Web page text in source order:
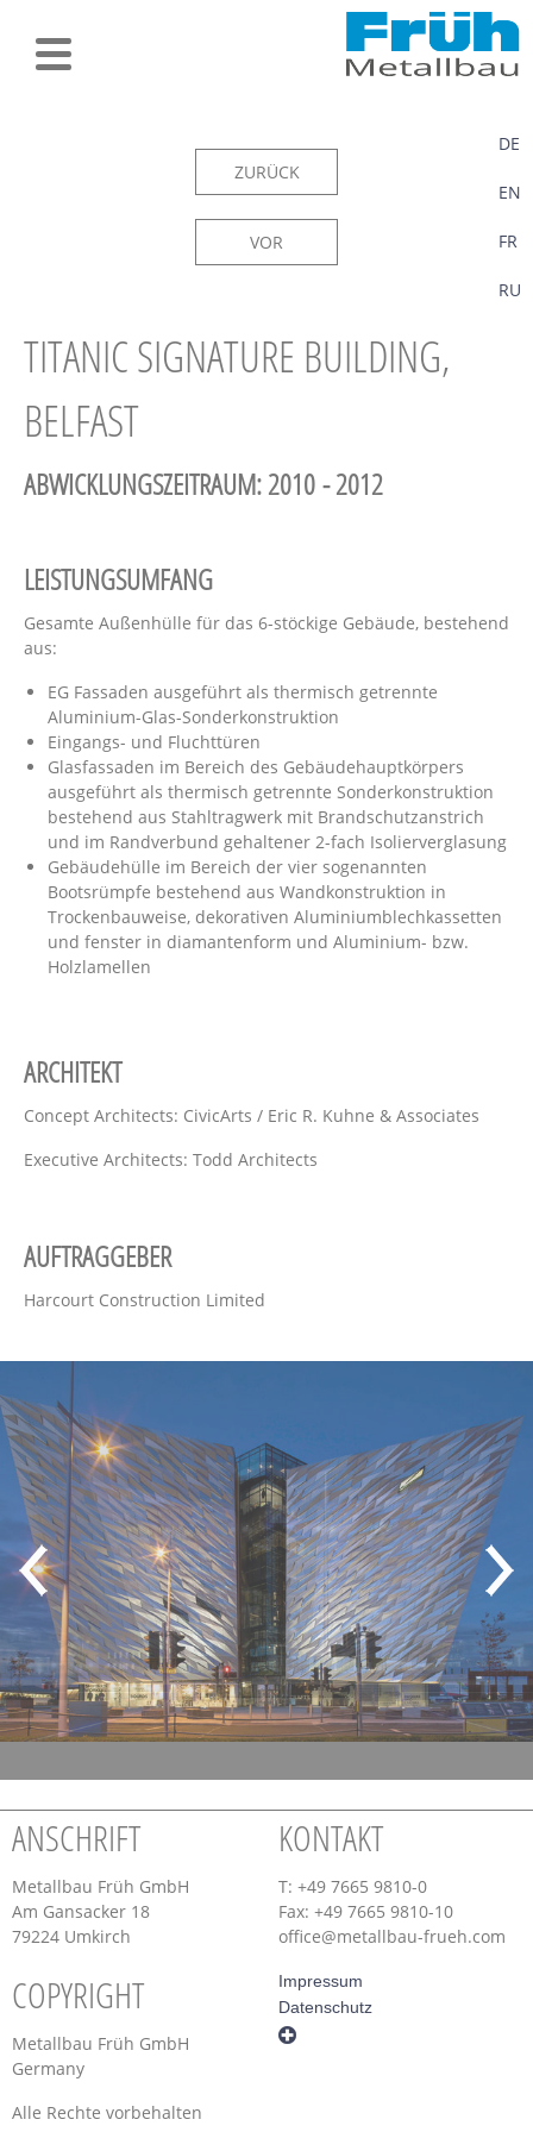
DE
EN
FR
RU
ZURÜCK
VOR
TITANIC SIGNATURE BUILDING,
BELFAST
ABWICKLUNGSZEITRAUM: 2010 - 2012
LEISTUNGSUMFANG
Gesamte Außenhülle für das 6-stöckige Gebäude, bestehend
aus:
EG Fassaden ausgeführt als thermisch getrennte
Aluminium-Glas-Sonder­konstruktion
Eingangs- und Fluchttüren
Glasfassaden im Bereich des Gebäudehaupt­körpers
ausgeführt als thermisch getrennte Sonderkonstruktion
bestehend aus Stahltrag­werk mit Brandschutzanstrich
und im Rand­verbund gehaltener 2-fach Isolierverglasung
Gebäudehülle im Bereich der vier sogenannten
Bootsrümpfe bestehend aus Wandkonstruktion in
Trockenbauweise, dekorativen Aluminium­blechkassetten
und fenster in diamantenform und Aluminium- bzw.
Holzlamellen
ARCHITEKT
Concept Architects: CivicArts / Eric R. Kuhne & Associates
Executive Architects: Todd Architects
AUFTRAGGEBER
Harcourt Construction Limited
ANSCHRIFT
Metallbau Früh GmbH
Am Gansacker 18
79224 Umkirch
KONTAKT
T: +49 7665 9810-0
Fax: +49 7665 9810-10
office@metallbau-frueh.com
COPYRIGHT
Metallbau Früh GmbH
Germany
Alle Rechte vorbehalten
Impressum
Datenschutz